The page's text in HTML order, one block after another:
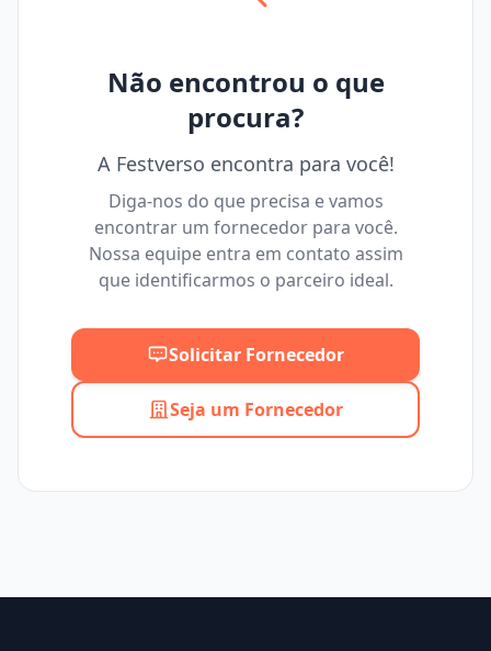
Máximo
Não encontrou o que
procura?
A Festverso encontra para você!
Diga-nos do que precisa e vamos
encontrar um fornecedor para você.
Nossa equipe entra em contato assim
que identificarmos o parceiro ideal.
Solicitar Fornecedor
Seja um Fornecedor